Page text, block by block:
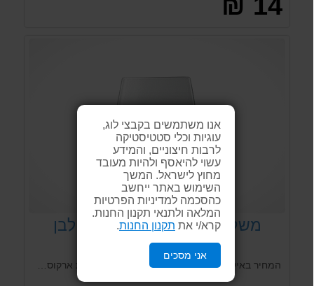
אנו משתמשים בקבצי לוג,
עוגיות וכלי סטטיסטיקה
לרבות חיצוניים, והמידע
עשוי להיאסף ולהיות מעובד
מחוץ לישראל. המשך
השימוש באתר ייחשב
כהסכמה למדיניות הפרטיות
המלאה ולתנאי תקנון החנות.
קרא/י את תקנון החנות.
אני מסכים
משקל מטבח דיגיטלי בצבע לבן
ארקוסטיל
המחיר באילת 40 שח ..משקל מטבח דיגיטלי מבית ארקוסטיל מקצועי ואמין בעל עיצוב אלגנטי, משטח זכוכית מחוסמת נוח וקל לשימוש. שוקל עד 5 ק"ג בדיוק של 1 גרם.